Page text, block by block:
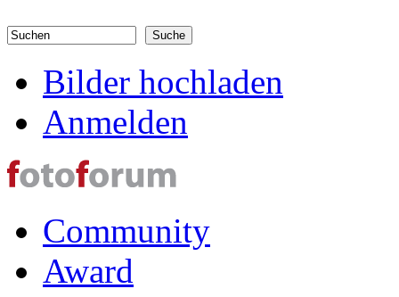
Suchformular
Bilder hochladen
Anmelden
Community
Award